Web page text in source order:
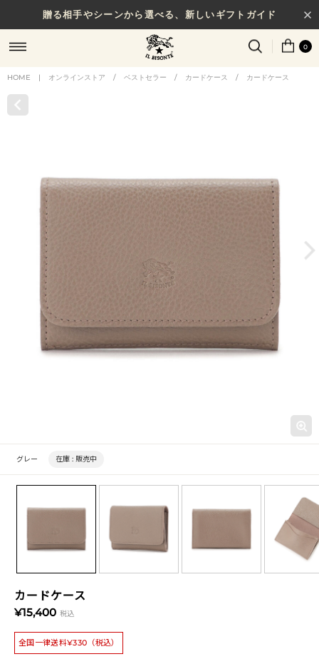
贈る相手やシーンから選べる、新しいギフトガイド
0
HOME | オンラインストア / ベストセラー / カードケース / カードケース
カードケース
¥15,400 税込
全国一律送料¥330（税込）
グレー 在庫 : 販売中